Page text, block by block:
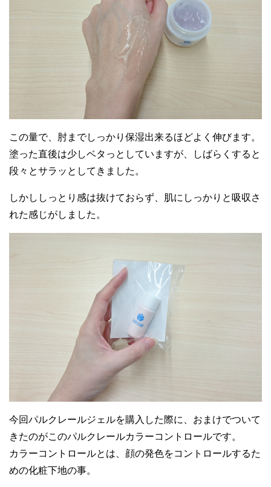
生理前に出来るフェイスラインのニキビが
大分小さくなりました
固めのテクスチャーでダレる事なく少量で
もスーっと伸ばせる使用感が良いですね
30代女性
美白効果もそれなりにありますので、シミ
この量で、肘までしっかり保湿出来るほどよく伸びます。
塗った直後は少しベタっとしていますが、しばらくすると
段々とサラッとしてきました。
しかししっとり感は抜けておらず、肌にしっかりと吸収さ
れた感じがしました。
今回パルクレールジェルを購入した際に、おまけでついて
きたのがこのパルクレールカラーコントロールです。
カラーコントロールとは、顔の発色をコントロールするた
めの化粧下地の事。